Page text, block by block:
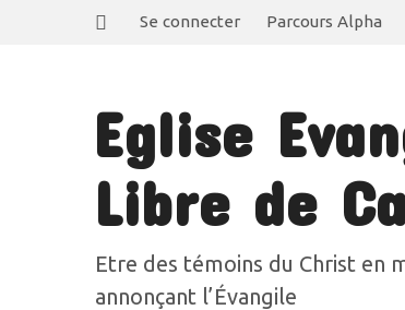
Se connecter Parcours Alpha
Eglise
Libre de
Etre des témoins du Christ en
annonçant l’Évangile